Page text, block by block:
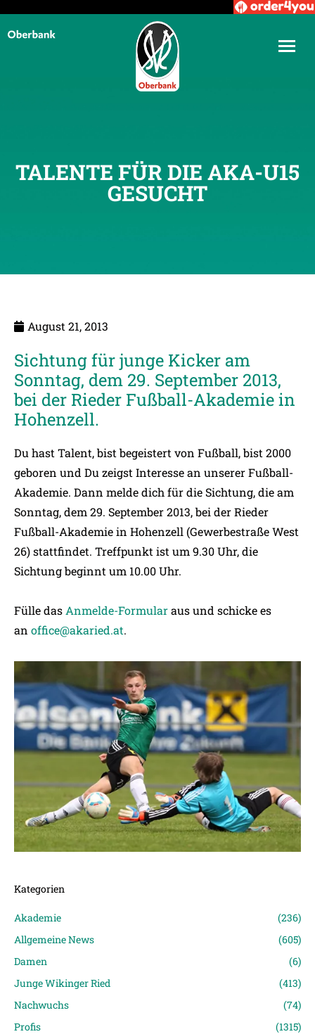
TALENTE FÜR DIE AKA-U15
GESUCHT
August 21, 2013
Sichtung für junge Kicker am
Sonntag, dem 29. September 2013,
bei der Rieder Fußball-Akademie in
Hohenzell.
Du hast Talent, bist begeistert von Fußball, bist 2000
geboren und Du zeigst Interesse an unserer Fußball-
Akademie. Dann melde dich für die Sichtung, die am
Sonntag, dem 29. September 2013, bei der Rieder
Fußball-Akademie in Hohenzell (Gewerbestraße West
26) stattfindet. Treffpunkt ist um 9.30 Uhr, die
Sichtung beginnt um 10.00 Uhr.
Fülle das Anmelde-Formularaus und schicke es
an office@akaried.at.
Kategorien
Akademie
(236)
Allgemeine News
(605)
Damen
(6)
Junge Wikinger Ried
(413)
Nachwuchs
(74)
Profis
(1315)